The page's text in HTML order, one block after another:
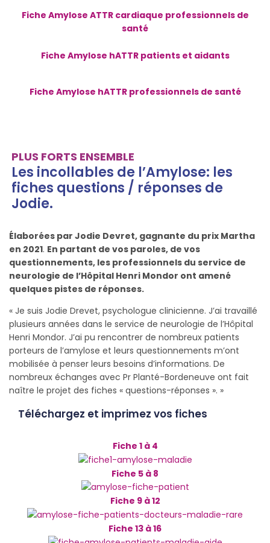
Fiche Amylose ATTR cardiaque professionnels de
santé
Fiche Amylose hATTR patients et aidants
Fiche Amylose hATTR professionnels de santé
PLUS FORTS ENSEMBLE
Les incollables de l’Amylose: les
fiches questions / réponses de
Jodie.
Élaborées par Jodie Devret, gagnante du prix Martha
en 2021. En partant de vos paroles, de vos
questionnements, les professionnels du service de
neurologie de l’Hôpital Henri Mondor ont amené
quelques pistes de réponses.
« Je suis Jodie Drevet, psychologue clinicienne. J’ai travaillé
plusieurs années dans le service de neurologie de l’Hôpital
Henri Mondor. J’ai pu rencontrer de nombreux patients
porteurs de l’amylose et leurs questionnements m’ont
mobilisée à penser leurs besoins d’informations. De
nombreux échanges avec Pr Planté-Bordeneuve ont fait
naître le projet des fiches « questions-réponses ». »
Téléchargez et imprimez vos fiches
Fiche 1 à 4
Fiche 5 à 8
Fiche 9 à 12
Fiche 13 à 16